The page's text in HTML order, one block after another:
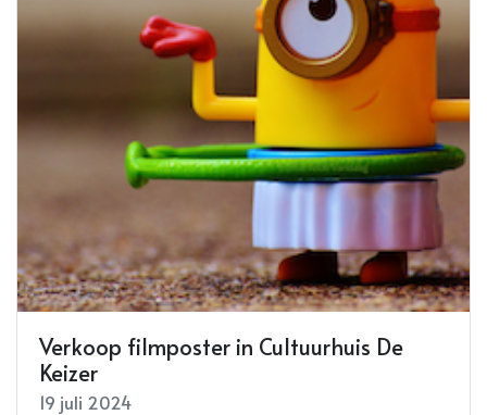
Verkoop filmposter in Cultuurhuis De
Keizer
19 juli 2024